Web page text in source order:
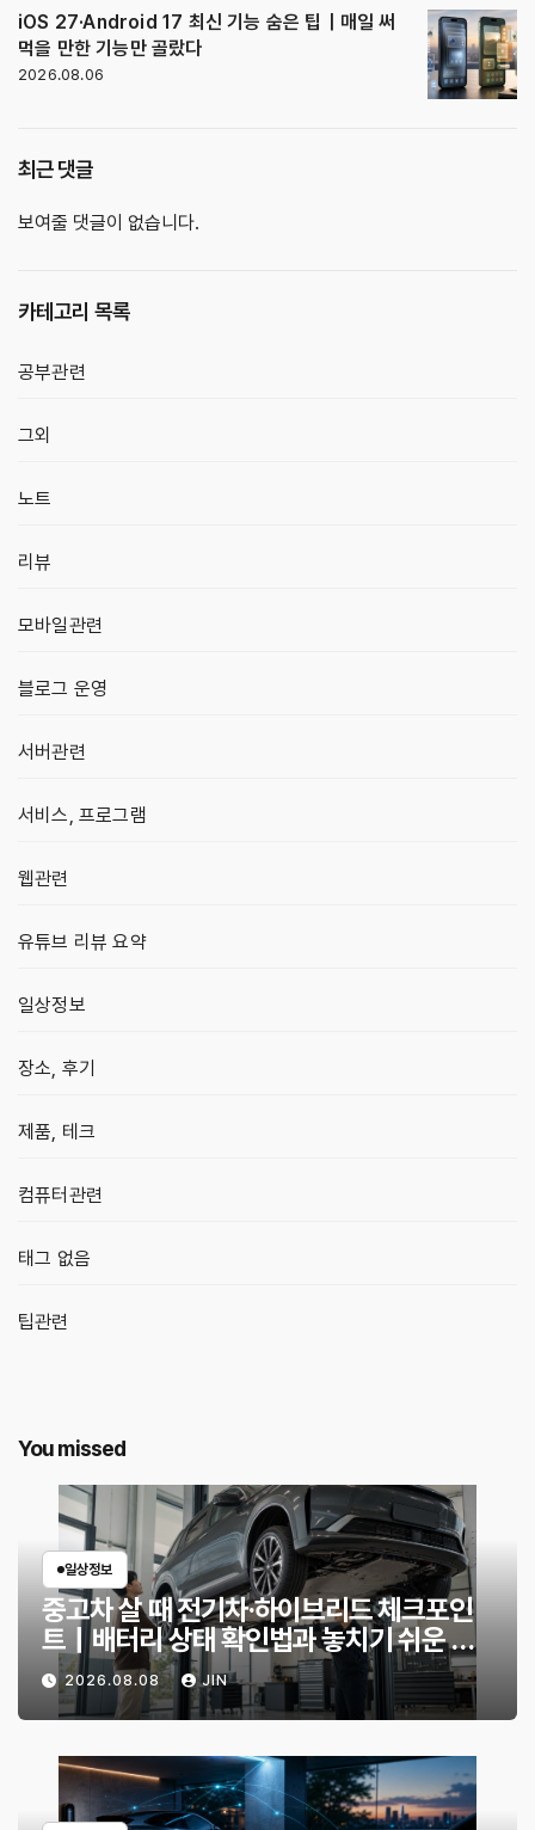
iOS 27·Android 17 최신 기능 숨은 팁｜매일 써
먹을 만한 기능만 골랐다
2026.08.06
최근 댓글
보여줄 댓글이 없습니다.
카테고리 목록
공부관련
그외
노트
리뷰
모바일관련
블로그 운영
서버관련
서비스, 프로그램
웹관련
유튜브 리뷰 요약
일상정보
장소, 후기
제품, 테크
컴퓨터관련
태그 없음
팁관련
You missed
일상정보
중고차 살 때 전기차·하이브리드 체크포인
트｜배터리 상태 확인법과 놓치기 쉬운 위
험 신호
2026.08.08 JIN